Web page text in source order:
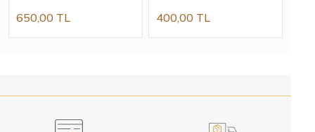
650,00 TL 400,00 TL